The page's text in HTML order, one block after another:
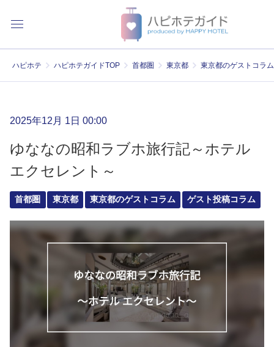
ハピホテ ハピホテガイドTOP 首都圏 東京都 東京都のゲストコラム
2025年12月 1日 00:00
ゆななの昭和ラブホ旅行記～ホテル
エクセレント～
首都圏 東京都 東京都のゲストコラム ゲスト投稿コラム